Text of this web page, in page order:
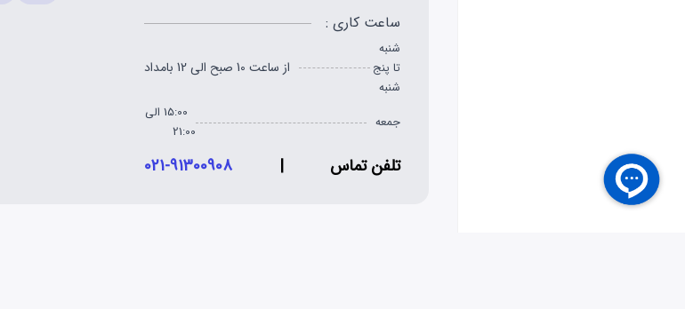
ساعت کاری :
شنبه
تا پنج
شنبه
از ساعت 10 صبح الی 12 بامداد
جمعه
15:00 الی
21:00
تلفن تماس |
021-91300908